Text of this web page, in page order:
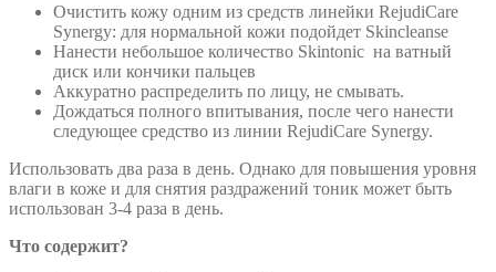
Очистить кожу одним из средств линейки RejudiCare
Synergy: для нормальной кожи подойдет Skincleanse
Нанести небольшое количество Skintonic на ватный
диск или кончики пальцев
Аккуратно распределить по лицу, не смывать.
Дождаться полного впитывания, после чего нанести
следующее средство из линии RejudiCare Synergy.
Использовать два раза в день. Однако для повышения уровня
влаги в коже и для снятия раздражений тоник может быть
использован 3-4 раза в день.
Что содержит?